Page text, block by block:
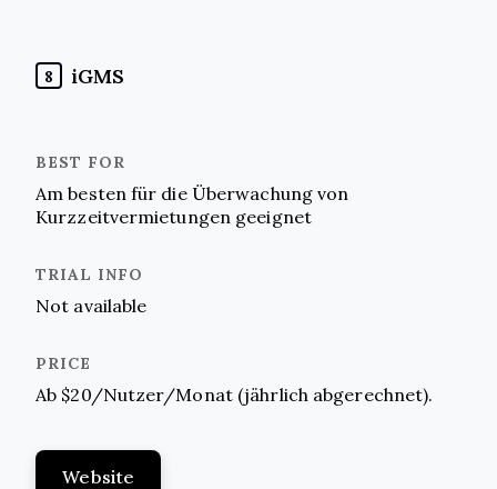
8 iGMS
Am besten für die Überwachung von
Kurzzeitvermietungen geeignet
Not available
Ab $20/Nutzer/Monat (jährlich abgerechnet).
Website